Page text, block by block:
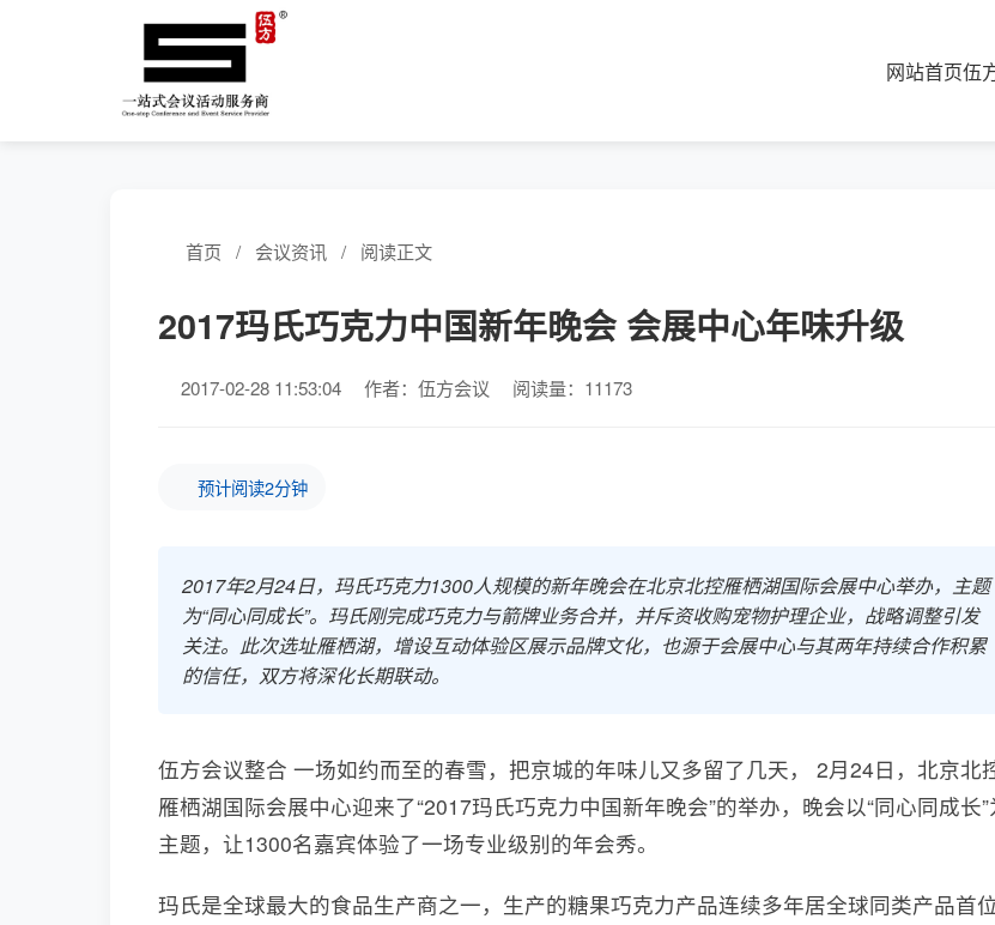
网站首页伍
首页 / 会议资讯 / 阅读正文
2017玛氏巧克力中国新年晚会 会展中心年味升级
2017-02-28 11:53:04 作者：伍方会议 阅读量：11173
预计阅读2分钟
2017年2月24日，玛氏巧克力1300人规模的新年晚会在北京北控雁栖湖国际会展中心举办，主题
为“同心同成长”。玛氏刚完成巧克力与箭牌业务合并，并斥资收购宠物护理企业，战略调整引发
关注。此次选址雁栖湖，增设互动体验区展示品牌文化，也源于会展中心与其两年持续合作积累
的信任，双方将深化长期联动。
伍方会议整合 一场如约而至的春雪，把京城的年味儿又多留了几天， 2月24日，北京北
雁栖湖国际会展中心迎来了“2017玛氏巧克力中国新年晚会”的举办，晚会以“同心同成长”
主题，让1300名嘉宾体验了一场专业级别的年会秀。
玛氏是全球最大的食品生产商之一，生产的糖果巧克力产品连续多年居全球同类产品首位